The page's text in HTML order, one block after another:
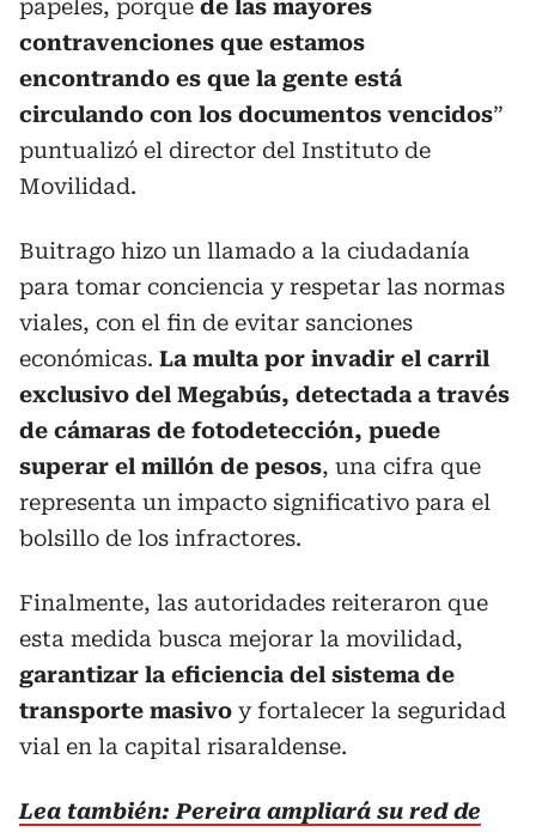
papeles, porque de las mayores
contravenciones que estamos
encontrando es que la gente está
circulando con los documentos vencidos”
puntualizó el director del Instituto de
Movilidad.
Buitrago hizo un llamado a la ciudadanía
para tomar conciencia y respetar las normas
viales, con el fin de evitar sanciones
económicas. La multa por invadir el carril
exclusivo del Megabús, detectada a través
de cámaras de fotodetección, puede
superar el millón de pesos, una cifra que
representa un impacto significativo para el
bolsillo de los infractores.
Finalmente, las autoridades reiteraron que
esta medida busca mejorar la movilidad,
garantizar la eficiencia del sistema de
transporte masivo y fortalecer la seguridad
vial en la capital risaraldense.
Lea también: Pereira ampliará su red de